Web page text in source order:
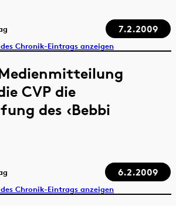
7.2.2009
Chronik-Eintrags anzeigen
CVP die
des ‹Bebbi
6.2.2009
Chronik-Eintrags anzeigen